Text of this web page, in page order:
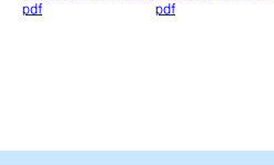
pdf
pdf